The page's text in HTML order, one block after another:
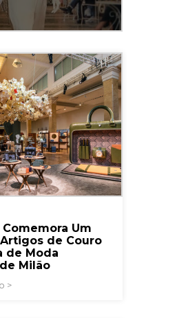
Um
de Couro
de Moda
Milão
>